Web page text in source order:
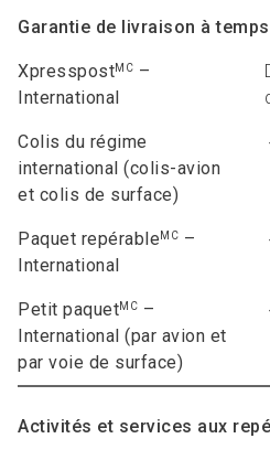
Garantie de livraison à temps
XpresspostMC –
International
Colis du régime
international (colis-avion
et colis de surface)
Paquet repérable MC –
International
Petit paquetMC –
International (par avion et
par voie de surface)
Activités et services aux